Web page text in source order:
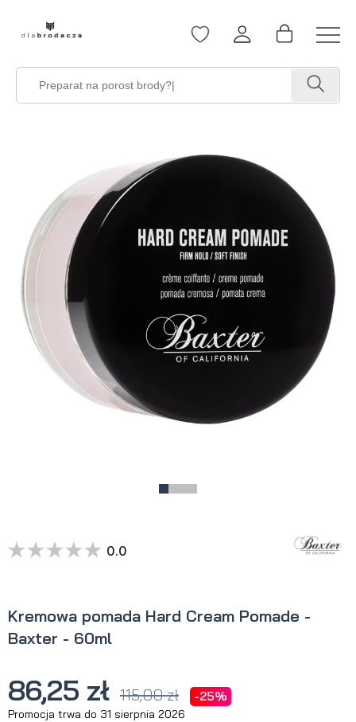
Kremowa pomada Hard Cream Pomade -
Baxter - 60ml
0.0
86,25 zł 115,00 zł -25%
Promocja trwa do 31 sierpnia 2026